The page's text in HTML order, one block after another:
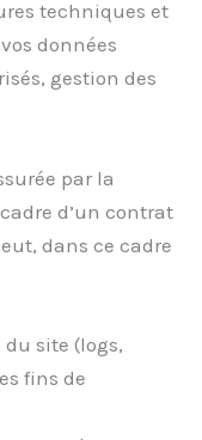
techniques et
données
gestion des
par la
d’un contrat
dans ce cadre
site (logs,
fins de